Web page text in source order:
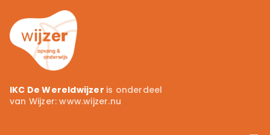
IKC De Wereldwijzer is onderdeel
van Wijzer:www.wijzer.nu